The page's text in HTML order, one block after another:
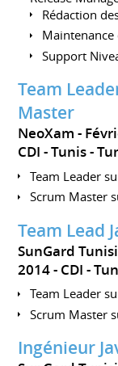
Rédaction
Support
Team
Master
NeoXam
CDI
Tunis
Team Leader
Scrum Master
Team Lead
SunGard
2014 CDI
Team Leader
Scrum Master
Ingénieur